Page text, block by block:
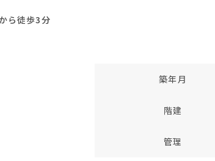
ら徒歩3分
築年月
階建
管理